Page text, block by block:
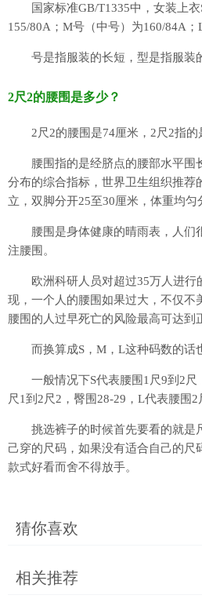
国家标准GB/T1335中，女装上衣
155/80A；M号（中号）为160/84A；
号是指服装的长短，型是指服装
2尺2的腰围是多少？
2尺2的腰围是74厘米，2尺2指的
腰围指的是经脐点的腰部水平围
分布的综合指标，世界卫生组织推荐
立，双脚分开25至30厘米，体重均匀
腰围是身体健康的晴雨表，人们
注腰围。
欧洲科研人员对超过35万人进行
现，一个人的腰围如果过大，不仅不
腰围的人过早死亡的风险最高可达到
而换算成S，M，L这种码数的话也
一般情况下S代表腰围1尺9到2尺
尺1到2尺2，臀围28-29，L代表腰围2
挑选裤子的时候首先要看的就是
己穿的尺码，如果没有适合自己的尺
款式好看而舍不得放手。
猜你喜欢
相关推荐